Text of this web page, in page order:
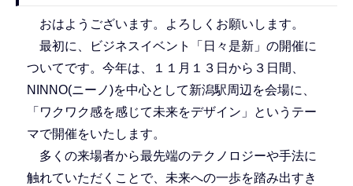
おはようございます。よろしくお願いします。
最初に、ビジネスイベント「日々是新」の開催に
ついてです。今年は、１１月１３日から３日間、
NINNO(ニーノ)を中心として新潟駅周辺を会場に、
「ワクワク感を感じて未来をデザイン」というテー
マで開催をいたします。
多くの来場者から最先端のテクノロジーや手法に
触れていただくことで、未来への一歩を踏み出すき